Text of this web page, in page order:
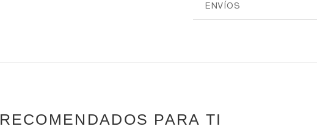
ENVÍOS
RECOMENDADOS PARA TI